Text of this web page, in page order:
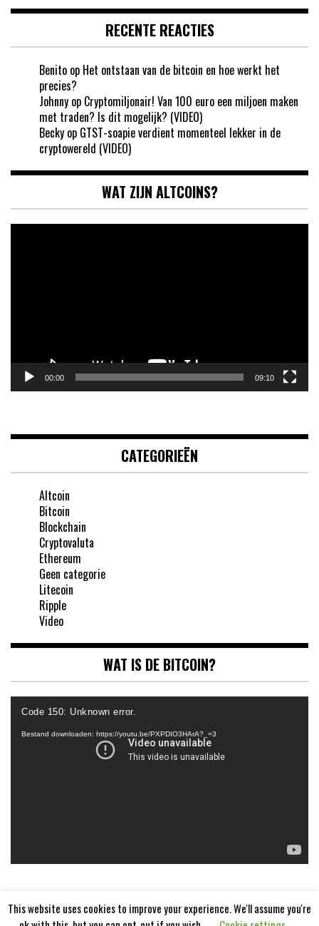
RECENTE REACTIES
Benito op Het ontstaan van de bitcoin en hoe werkt het
precies?
Johnny op Cryptomiljonair! Van 100 euro een miljoen maken
met traden? Is dit mogelijk? (VIDEO)
Becky op GTST-soapie verdient momenteel lekker in de
cryptowereld (VIDEO)
WAT ZIJN ALTCOINS?
00:00 09:10
CATEGORIEËN
Altcoin
Bitcoin
Blockchain
Cryptovaluta
Ethereum
Geen categorie
Litecoin
Ripple
Video
WAT IS DE BITCOIN?
Code 150: Unknown error.
Bestand downloaden: https://youtu.be/PXPDIO3HArA?_=3
This website uses cookies to improve your experience. We'll assume you're